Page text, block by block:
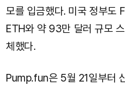
모를 입금했다. 미국 정부도
ETH와 약 93만 달러 규모
체했다.
Pump.fun은 5월 21일부터